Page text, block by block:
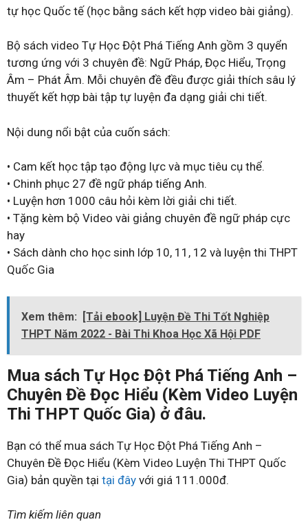
tự học Quốc tế (học bằng sách kết hợp video bài giảng).
Bộ sách video Tự Học Đột Phá Tiếng Anh gồm 3 quyển
tương ứng với 3 chuyên đề: Ngữ Pháp, Đọc Hiểu, Trọng
Âm – Phát Âm. Mỗi chuyên đề đều được giải thích sâu lý
thuyết kết hợp bài tập tự luyện đa dạng giải chi tiết.
Nội dung nổi bật của cuốn sách:
• Cam kết học tập tạo động lực và mục tiêu cụ thể.
• Chinh phục 27 đề ngữ pháp tiếng Anh.
• Luyện hơn 1000 câu hỏi kèm lời giải chi tiết.
• Tặng kèm bộ Video vài giảng chuyên đề ngữ pháp cực
hay
• Sách dành cho học sinh lớp 10, 11, 12 và luyện thi THPT
Quốc Gia
Xem thêm:
[Tải ebook] Luyện Đề Thi Tốt Nghiệp
THPT Năm 2022 - Bài Thi Khoa Học Xã Hội PDF
Mua sách Tự Học Đột Phá Tiếng Anh –
Chuyên Đề Đọc Hiểu (Kèm Video Luyện
Thi THPT Quốc Gia) ở đâu.
Bạn có thể mua sách Tự Học Đột Phá Tiếng Anh –
Chuyên Đề Đọc Hiểu (Kèm Video Luyện Thi THPT Quốc
Gia) bản quyền tại tại đây với giá 111.000đ.
Tìm kiếm liên quan